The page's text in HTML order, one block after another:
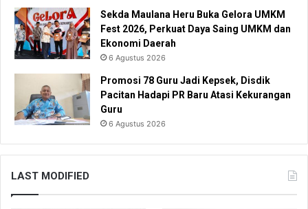
Sekda Maulana Heru Buka Gelora UMKM
Fest 2026, Perkuat Daya Saing UMKM dan
Ekonomi Daerah
6 Agustus 2026
Promosi 78 Guru Jadi Kepsek, Disdik
Pacitan Hadapi PR Baru Atasi Kekurangan
Guru
6 Agustus 2026
LAST MODIFIED